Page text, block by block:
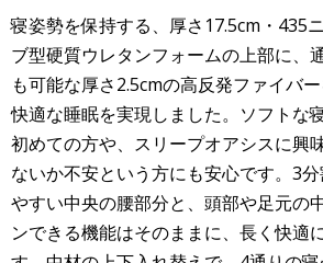
寝姿勢を保持する、厚さ17.5cm・435
ブ型硬質ウレタンフォームの上部に、
も可能な厚さ2.5cmの高反発ファイバ
快適な睡眠を実現しました。ソフトな
初めての方や、スリープオアシスに興
ないか不安という方にも安心です。3
やすい中央の腰部分と、頭部や足元の
ンできる機能はそのままに、長く快適